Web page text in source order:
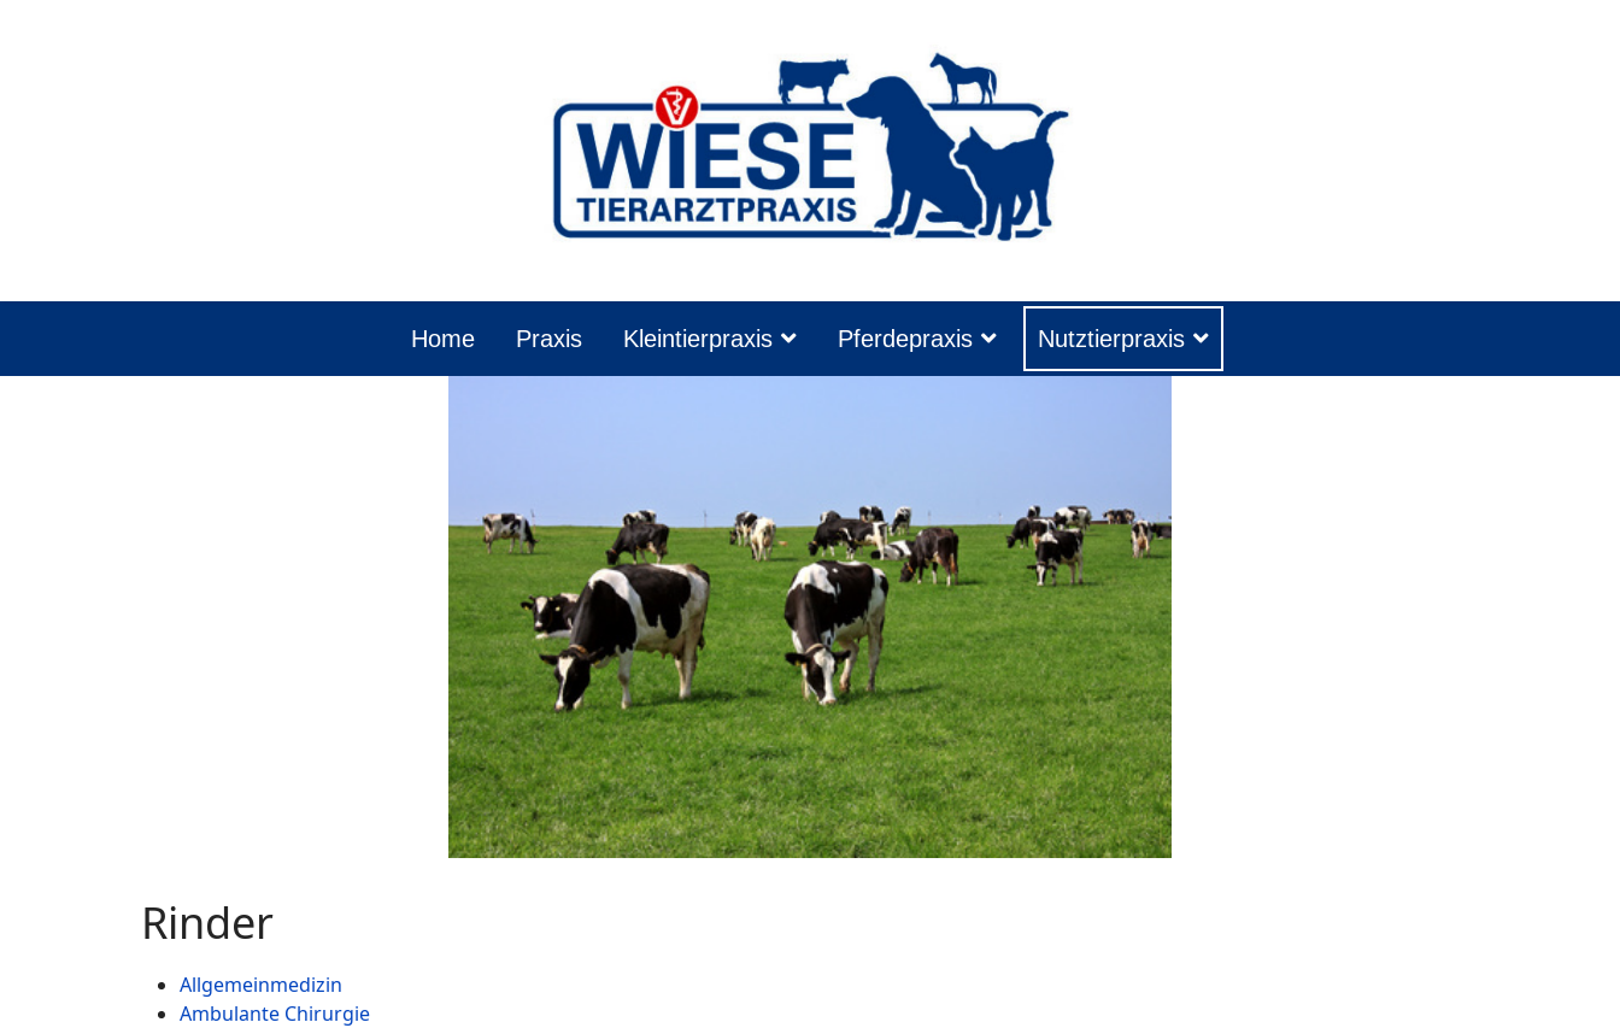
Home Praxis Kleintierpraxis Pferdepraxis Nutztierpraxis
Rinder
Allgemeinmedizin
Ambulante Chirurgie